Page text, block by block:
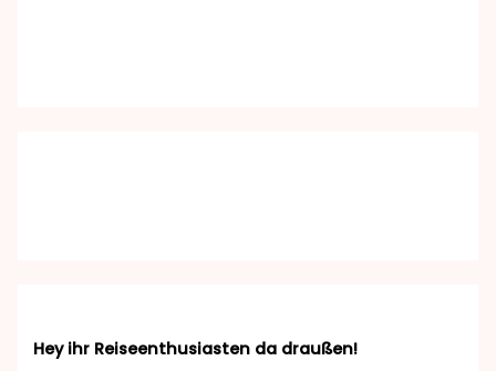
Hey ihr Reiseenthusiasten da draußen!